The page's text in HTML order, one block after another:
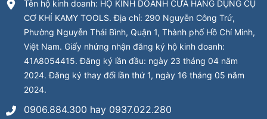
Tên hộ kinh doanh: HỘ KINH DOANH CỬA HÀNG DỤNG CỤ
CƠ KHÍ KAMY TOOLS. Địa chỉ: 290 Nguyễn Công Trứ,
Phường Nguyễn Thái Bình, Quận 1, Thành phố Hồ Chí Minh,
Việt Nam. Giấy nhứng nhận đăng ký hộ kinh doanh:
41A8054415. Đăng ký lần đầu: ngày 23 tháng 04 năm
2024. Đăng ký thay đổi lần thứ 1, ngày 16 tháng 05 năm
2024.
0906.884.300 hay 0937.022.280